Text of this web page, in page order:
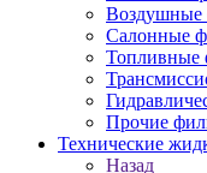
Воздушные
Салонные
Топливные
Прочие
Технические
Назад